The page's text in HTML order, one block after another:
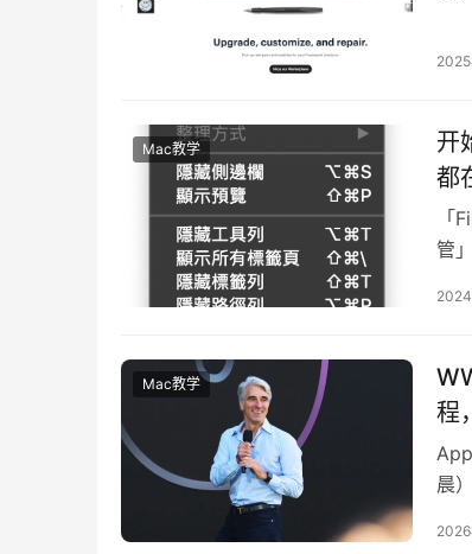
2025
Mac教学
开
都
「
管
2024
Mac教学
程
晨
2026